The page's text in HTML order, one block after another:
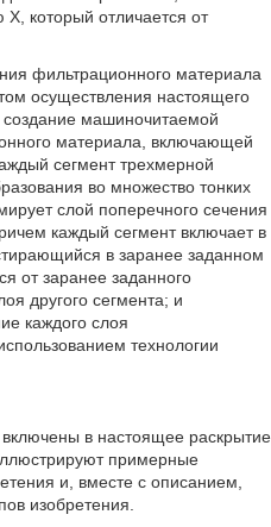
который отличается от
фильтрационного материала
осуществления настоящего
машиночитаемой
материала, включающей
сегмент трехмерной
во множество тонких
слой поперечного сечения
каждый сегмент включает в
в заранее заданном
от заранее заданного
другого сегмента; и
каждого слоя
технологии
в настоящее раскрытие
примерные
и, вместе с описанием,
изобретения.